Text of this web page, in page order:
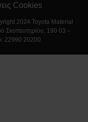
Cookies
2024 Toyota Material
Σκοπευτηρίου, 190 03 –
22990 20200